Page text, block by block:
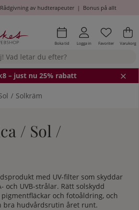
Rådgivning av hudterapeuter| Bonus på allt
Boka tid Logga in Antal i
.
Favoriter .
Varukorg
– just nu 25% rabatt
Solkräm
/ Sol /
med UV-filter som skyddar
och UVB-strålar. Rätt solskydd
och fotoåldring, och
bra hudvårdsrutin året runt.